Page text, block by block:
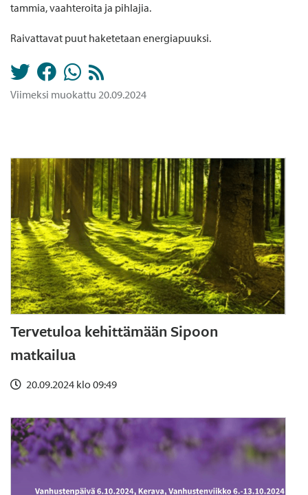
tammia, vaahteroita ja pihlajia.
Raivattavat puut haketetaan energiapuuksi.
Viimeksi muokattu 20.09.2024
Tervetuloa kehittämään Sipoon
matkailua
20.09.2024 klo 09:49